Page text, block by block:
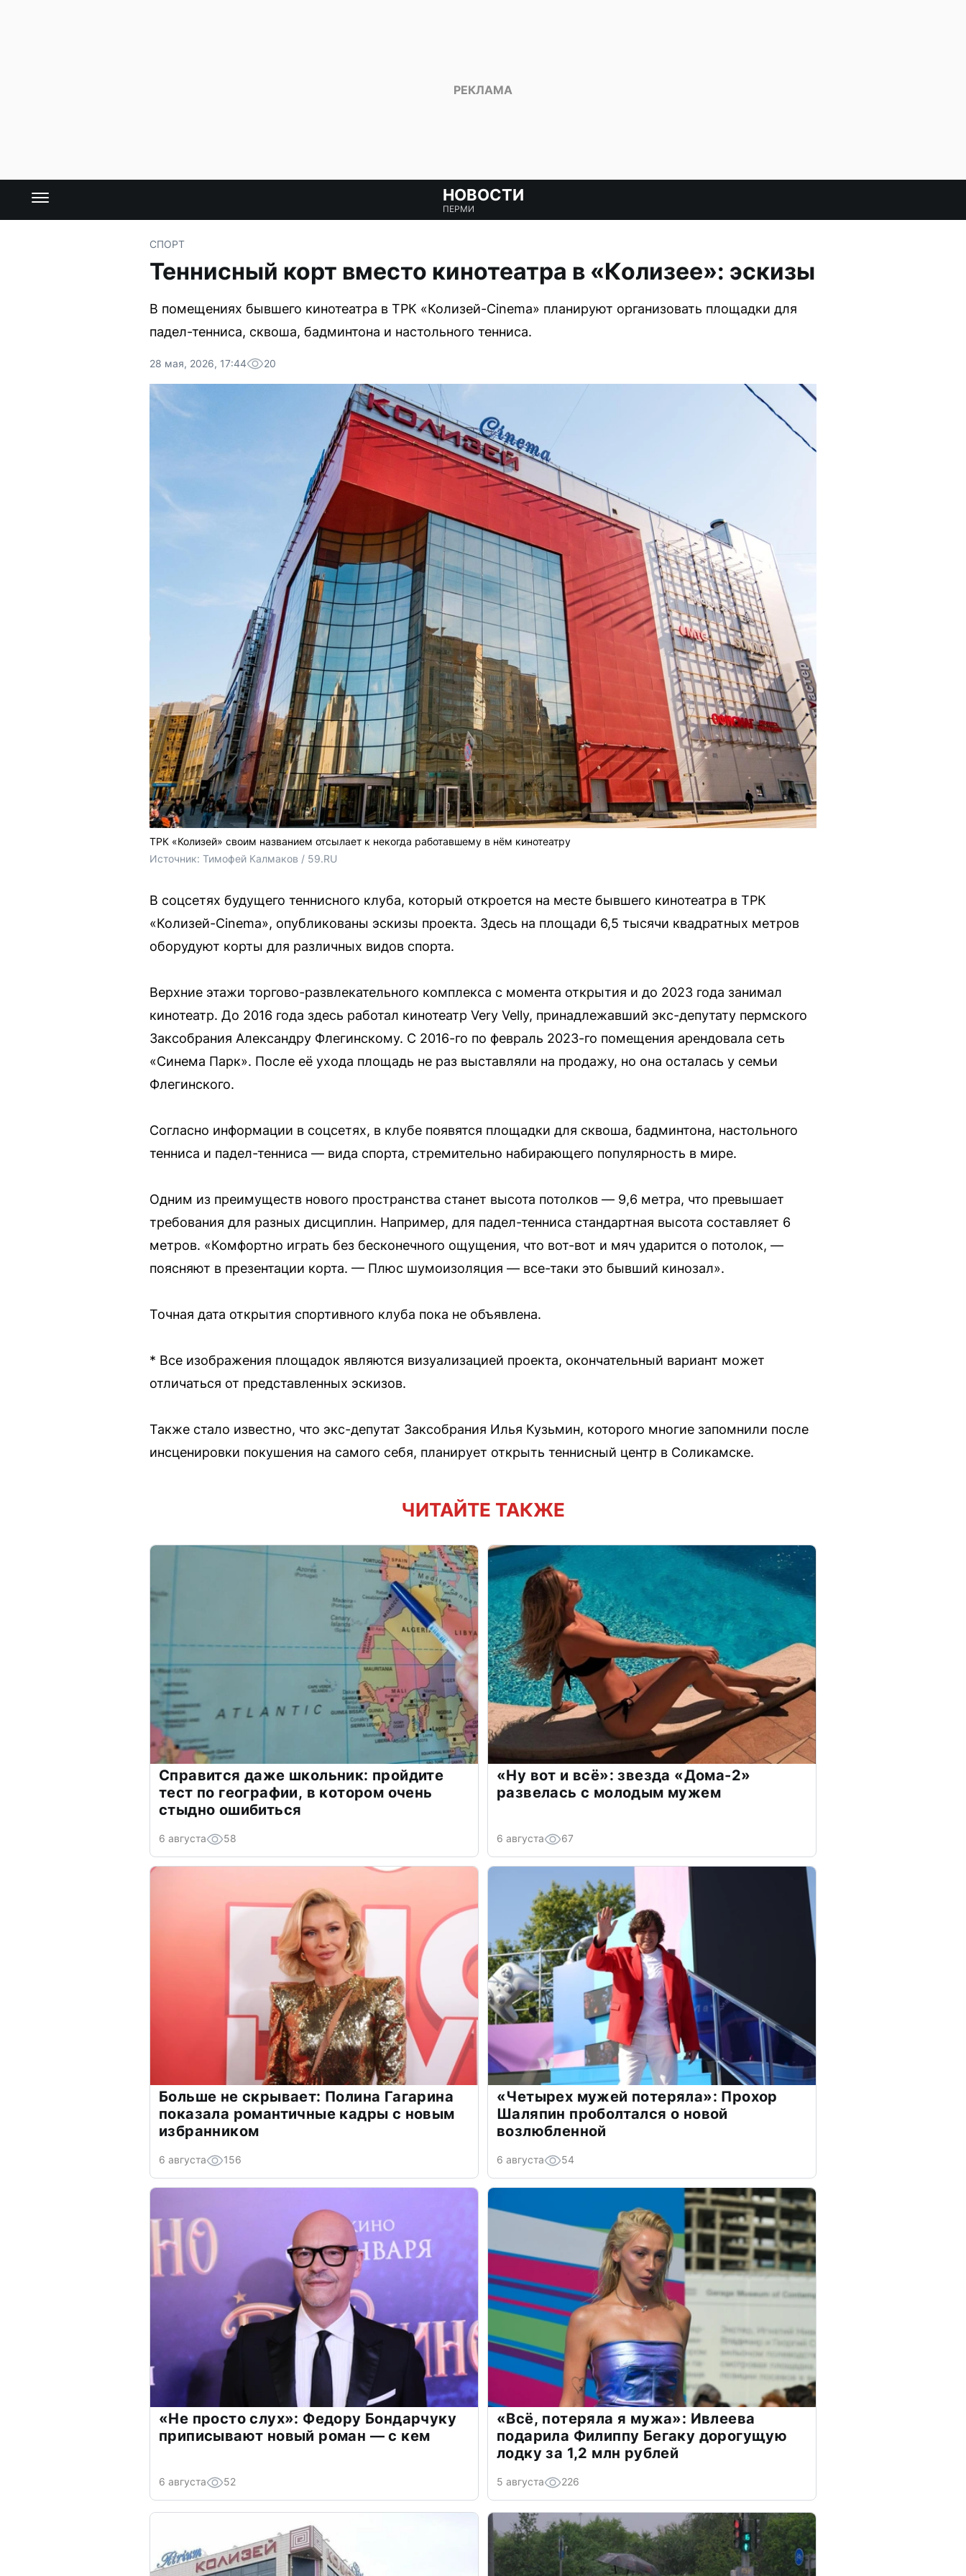
НОВОСТИ
ПЕРМИ
СПОРТ
Теннисный корт вместо кинотеатра в «Колизее»: эскизы
В помещениях бывшего кинотеатра в ТРК «Колизей-Cinema» планируют организовать площадки для
падел-тенниса, сквоша, бадминтона и настольного тенниса.
28 мая, 2026, 17:44 20
ТРК «Колизей» своим названием отсылает к некогда работавшему в нём кинотеатру
Источник: Тимофей Калмаков / 59.RU
В соцсетях будущего теннисного клуба, который откроется на месте бывшего кинотеатра в ТРК
«Колизей-Cinema», опубликованы эскизы проекта. Здесь на площади 6,5 тысячи квадратных метров
оборудуют корты для различных видов спорта.
Верхние этажи торгово-развлекательного комплекса с момента открытия и до 2023 года занимал
кинотеатр. До 2016 года здесь работал кинотеатр Very Velly, принадлежавший экс-депутату пермского
Заксобрания Александру Флегинскому. С 2016-го по февраль 2023-го помещения арендовала сеть
«Синема Парк». После её ухода площадь не раз выставляли на продажу, но она осталась у семьи
Флегинского.
Согласно информации в соцсетях, в клубе появятся площадки для сквоша, бадминтона, настольного
тенниса и падел-тенниса — вида спорта, стремительно набирающего популярность в мире.
Одним из преимуществ нового пространства станет высота потолков — 9,6 метра, что превышает
требования для разных дисциплин. Например, для падел-тенниса стандартная высота составляет 6
метров. «Комфортно играть без бесконечного ощущения, что вот-вот и мяч ударится о потолок, —
поясняют в презентации корта. — Плюс шумоизоляция — все-таки это бывший кинозал».
Точная дата открытия спортивного клуба пока не объявлена.
* Все изображения площадок являются визуализацией проекта, окончательный вариант может
отличаться от представленных эскизов.
Также стало известно, что экс-депутат Заксобрания Илья Кузьмин, которого многие запомнили после
инсценировки покушения на самого себя, планирует открыть теннисный центр в Соликамске.
ЧИТАЙТЕ ТАКЖЕ
Справится даже школьник: пройдите
тест по географии, в котором очень
стыдно ошибиться
6 августа 58
«Ну вот и всё»: звезда «Дома-2»
развелась с молодым мужем
6 августа 67
Больше не скрывает: Полина Гагарина
показала романтичные кадры с новым
избранником
6 августа 156
«Четырех мужей потеряла»: Прохор
Шаляпин проболтался о новой
возлюбленной
6 августа 54
«Не просто слух»: Федору Бондарчуку
приписывают новый роман — с кем
6 августа 52
«Всё, потеряла я мужа»: Ивлеева
подарила Филиппу Бегаку дорогущую
лодку за 1,2 млн рублей
5 августа 226